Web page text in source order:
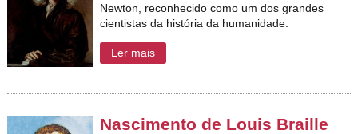
Newton, reconhecido como um dos grandes
cientistas da história da humanidade.
Ler mais
Nascimento de Louis Braille